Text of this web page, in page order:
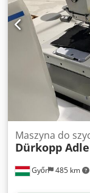
Győr 485 km
Maszyna do
Dürkopp